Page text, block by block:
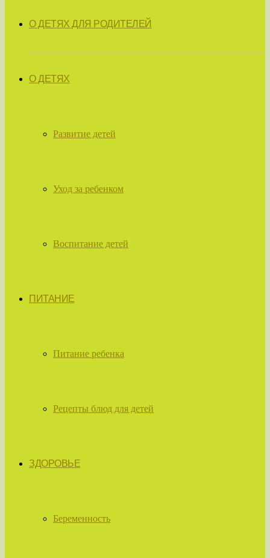
О ДЕТЯХ ДЛЯ РОДИТЕЛЕЙ
О ДЕТЯХ
Развитие детей
Уход за ребенком
Воспитание детей
ПИТАНИЕ
Питание ребенка
Рецепты блюд для детей
ЗДОРОВЬЕ
Беременность